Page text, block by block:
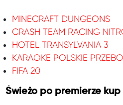
MINECRAFT DUNGEONS
CRASH TEAM RACING
HOTEL TRANSYLVANIA 3
KARAOKE POLSKIE
FIFA 20
Świeżo po premierze